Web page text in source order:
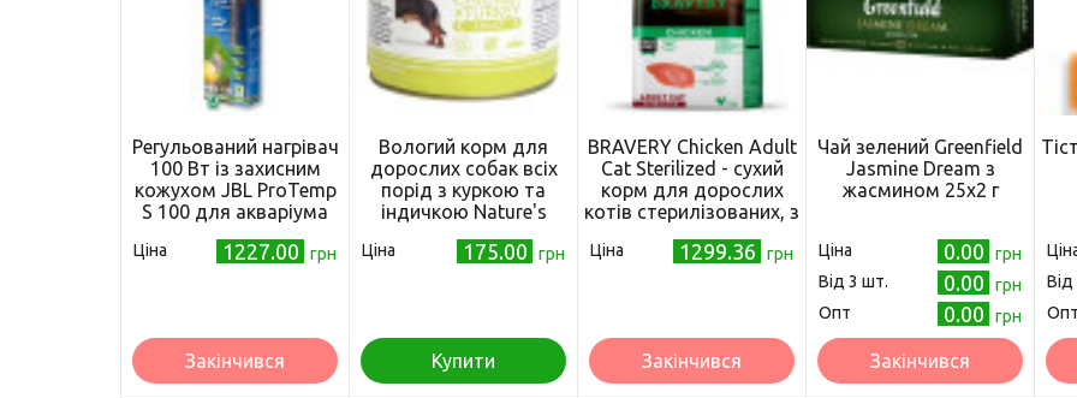
Регульований нагрівач
100 Вт із захисним
кожухом JBL ProTemp
S 100 для акваріума
Ціна 1227.00 грн
Закінчився
Вологий корм для
дорослих собак всіх
порід з куркою та
індичкою Nature's
Chicken&Turkey 200г
Ціна 175.00 грн
Купити
BRAVERY Chicken Adult
Cat Sterilized - сухий
корм для дорослих
котів стерилізованих, з
Ціна 1299.36 грн
Закінчився
Чай зелений Greenfield
Jasmine Dream з
жасмином 25х2 г
Ціна 0.00
грн
Від 3 шт.
0.00
грн
Опт
0.00 грн
Закінчився
Опт